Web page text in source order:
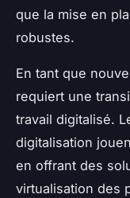
que la mise en
robustes.
En tant que
requiert une
travail digitalisé.
digitalisation
en offrant des
virtualisation des